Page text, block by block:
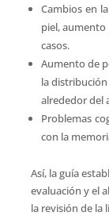
Cambios en
piel, aumento
casos.
Aumento de
la
alrededor del
Problemas
con la
Así, la guía
evaluación y el
la revisión de la